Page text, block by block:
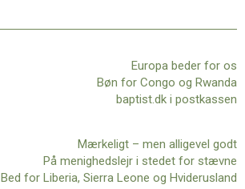
Europa beder for os
Bøn for Congo og Rwanda
baptist.dk i postkassen
Mærkeligt – men alligevel godt
På menighedslejr i stedet for stævne
Bed for Liberia, Sierra Leone og Hviderusland